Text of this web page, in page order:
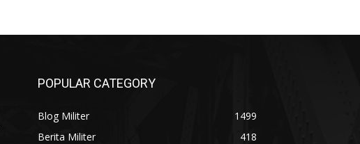
POPULAR CATEGORY
Blog Militer
1499
Berita Militer
418